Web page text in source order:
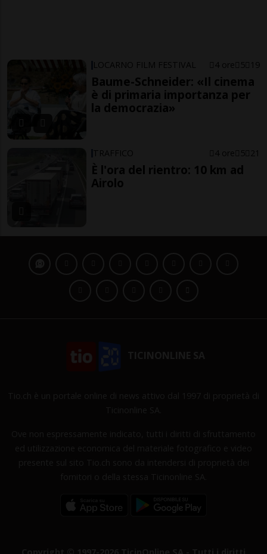
LOCARNO FILM FESTIVAL 4 ore 5 19
Baume-Schneider: «Il cinema
è di primaria importanza per
la democrazia»
TRAFFICO 4 ore 5 21
È l'ora del rientro: 10 km ad
Airolo